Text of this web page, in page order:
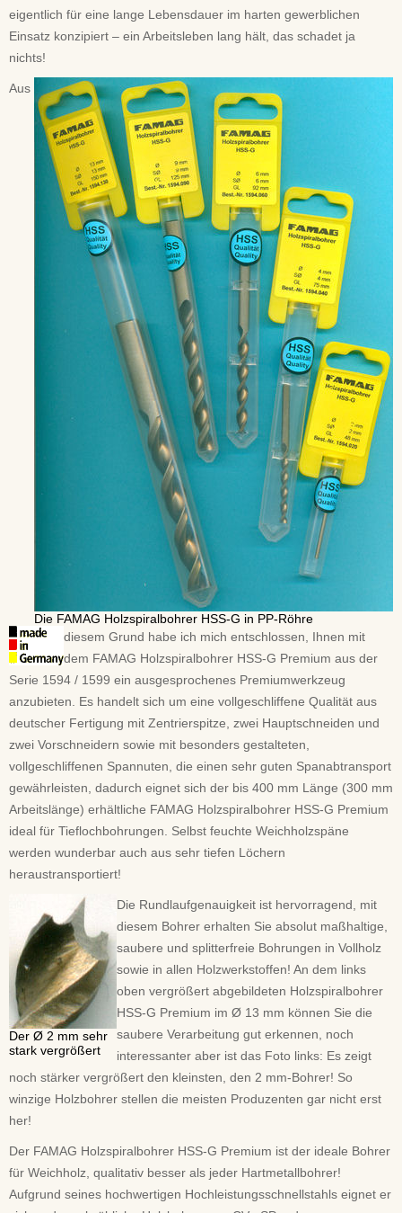
eigentlich für eine lange Lebensdauer im harten gewerblichen
Einsatz konzipiert – ein Arbeitsleben lang hält, das schadet ja
nichts!
Die FAMAG Holzspiralbohrer HSS-G in PP-Röhre
Aus
diesem Grund habe ich mich entschlossen, Ihnen mit
dem FAMAG Holzspiralbohrer HSS-G Premium aus der
Serie 1594 / 1599 ein ausgesprochenes Premiumwerkzeug
anzubieten. Es handelt sich um eine vollgeschliffene Qualität aus
deutscher Fertigung mit Zentrierspitze, zwei Hauptschneiden und
zwei Vorschneidern sowie mit besonders gestalteten,
vollgeschliffenen Spannuten, die einen sehr guten Spanabtransport
gewährleisten, dadurch eignet sich der bis 400 mm Länge (300 mm
Arbeitslänge) erhältliche FAMAG Holzspiralbohrer HSS-G Premium
ideal für Tieflochbohrungen. Selbst feuchte Weichholzspäne
werden wunderbar auch aus sehr tiefen Löchern
heraustransportiert!
Der Ø 2 mm sehr
stark vergrößert
Die Rundlaufgenauigkeit ist hervorragend, mit
diesem Bohrer erhalten Sie absolut maßhaltige,
saubere und splitterfreie Bohrungen in Vollholz
sowie in allen Holzwerkstoffen! An dem links
oben vergrößert abgebildeten Holzspiralbohrer
HSS-G Premium im Ø 13 mm können Sie die
saubere Verarbeitung gut erkennen, noch
interessanter aber ist das Foto links: Es zeigt
noch stärker vergrößert den kleinsten, den 2 mm-Bohrer! So
winzige Holzbohrer stellen die meisten Produzenten gar nicht erst
her!
Der FAMAG Holzspiralbohrer HSS-G Premium ist der ideale Bohrer
für Weichholz, qualitativ besser als jeder Hartmetallbohrer!
Aufgrund seines hochwertigen Hochleistungsschnellstahls eignet er